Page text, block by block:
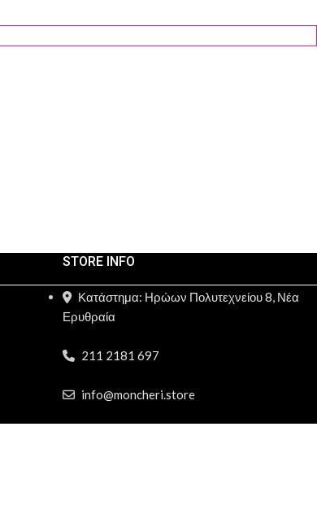
STORE INFO
Κατάστημα: Ηρώων Πολυτεχνείου 8, Νέα
Ερυθραία
211 2181 697
info@moncheri.store